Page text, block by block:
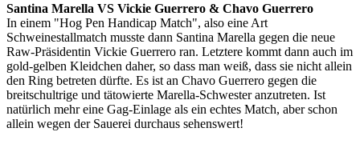
Santina Marella VS Vickie Guerrero & Chavo Guerrero
In einem "Hog Pen Handicap Match", also eine Art
Schweinestallmatch musste dann Santina Marella gegen die neue
Raw-Präsidentin Vickie Guerrero ran. Letztere kommt dann auch im
gold-gelben Kleidchen daher, so dass man weiß, dass sie nicht allein
den Ring betreten dürfte. Es ist an Chavo Guerrero gegen die
breitschultrige und tätowierte Marella-Schwester anzutreten. Ist
natürlich mehr eine Gag-Einlage als ein echtes Match, aber schon
allein wegen der Sauerei durchaus sehenswert!